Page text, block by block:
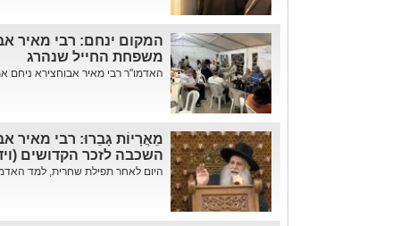
המקום ינחם: רבי מאיר
משפחת החייל שנהרג
האדמו"ר רבי מאיר אבוחצירא ניחם
מֵאֲרָיוֹת גָּבֵרוּ: רבי מאיר
השכבה לזכר הקדושים
היום לאחר תפילת שחרית, למד